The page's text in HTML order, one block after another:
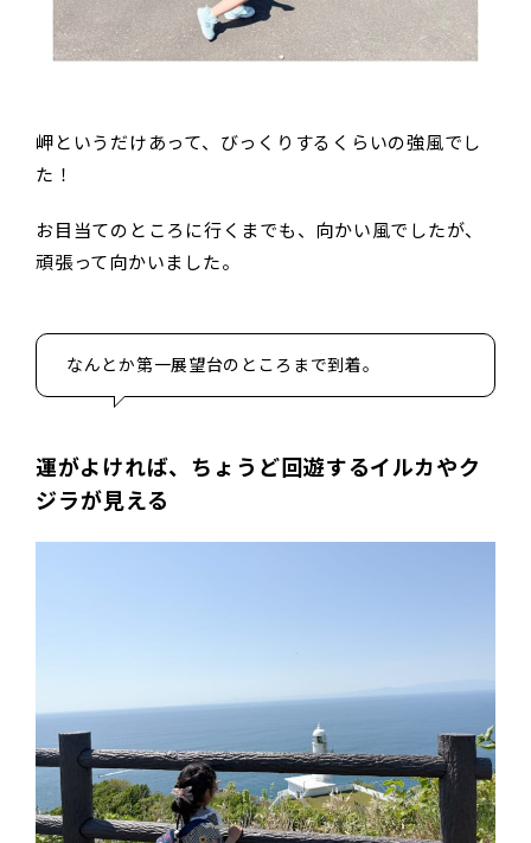
岬というだけあって、びっくりするくらいの強風でし
た！
お目当てのところに行くまでも、向かい風でしたが、
頑張って向かいました。
なんとか第一展望台のところまで到着。
運がよければ、ちょうど回遊するイルカやク
ジラが見える